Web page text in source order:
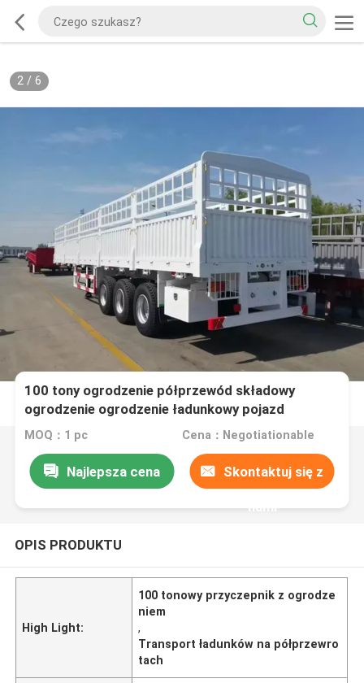
2/ 6
100 tony ogrodzenie półprzewód składowy
ogrodzenie ogrodzenie ładunkowy pojazd
transportowy 13-metrowy koszyk kwiatowy
półprzewód
MOQ：1 pc Cena：Negotiationable
Najlepsza cena Skontaktuj się z
nami
OPIS PRODUKTU
High Light:
100 tonowy przyczepnik z ogrodze
niem
,
Transport ładunków na półprzewro
tach